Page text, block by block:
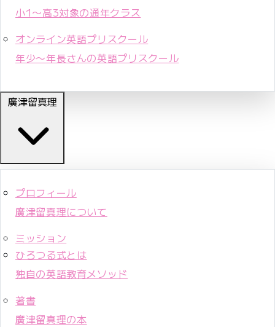
小1〜高3対象の通年クラス
オンライン英語プリスクール
年少〜年長さんの英語プリスクール
廣津留真理
プロフィール
廣津留真理について
ミッション
ひろつる式とは
独自の英語教育メソッド
著書
廣津留真理の本